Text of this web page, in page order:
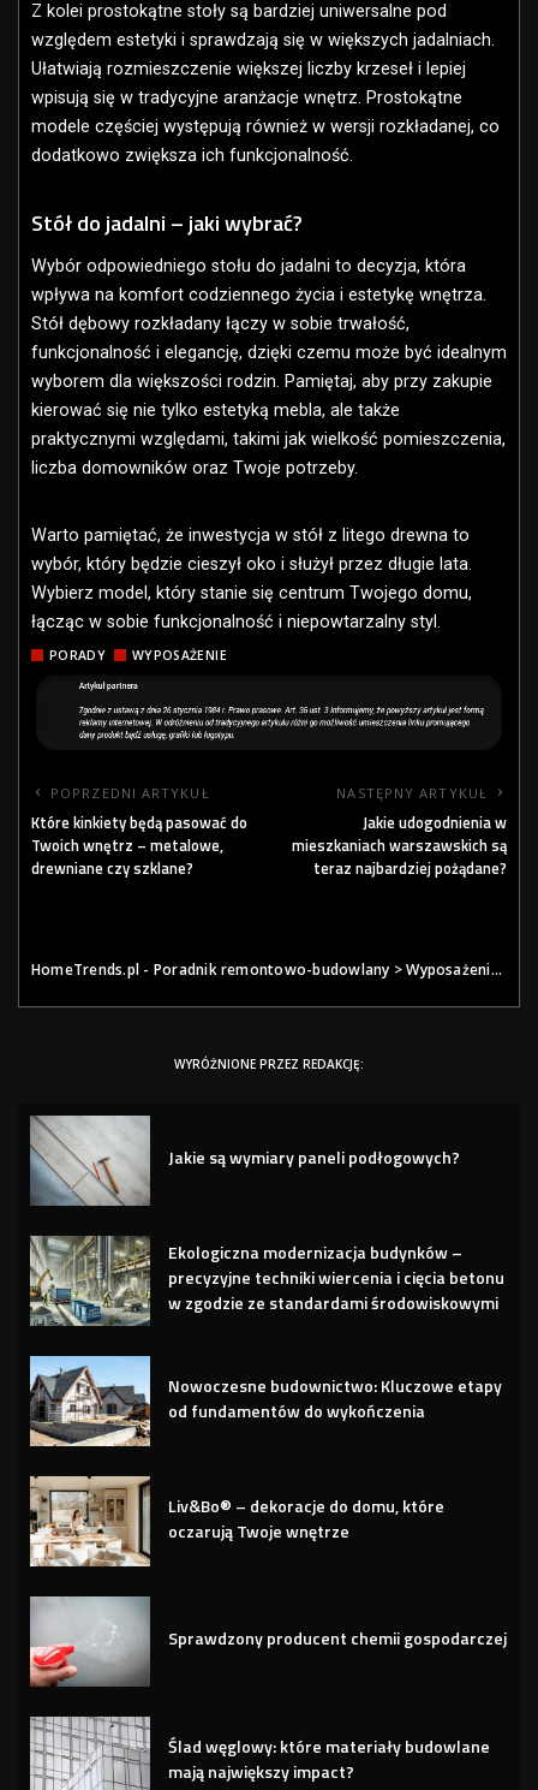
Z kolei prostokątne stoły są bardziej uniwersalne pod
względem estetyki i sprawdzają się w większych jadalniach.
Ułatwiają rozmieszczenie większej liczby krzeseł i lepiej
wpisują się w tradycyjne aranżacje wnętrz. Prostokątne
modele częściej występują również w wersji rozkładanej, co
dodatkowo zwiększa ich funkcjonalność.
Stół do jadalni – jaki wybrać?
Wybór odpowiedniego stołu do jadalni to decyzja, która
wpływa na komfort codziennego życia i estetykę wnętrza.
Stół dębowy rozkładany łączy w sobie trwałość,
funkcjonalność i elegancję, dzięki czemu może być idealnym
wyborem dla większości rodzin. Pamiętaj, aby przy zakupie
kierować się nie tylko estetyką mebla, ale także
praktycznymi względami, takimi jak wielkość pomieszczenia,
liczba domowników oraz Twoje potrzeby.
Warto pamiętać, że inwestycja w stół z litego drewna to
wybór, który będzie cieszył oko i służył przez długie lata.
Wybierz model, który stanie się centrum Twojego domu,
łącząc w sobie funkcjonalność i niepowtarzalny styl.
PORADY WYPOSAŻENIE
POPRZEDNI ARTYKUŁ
Które kinkiety będą pasować do
Twoich wnętrz – metalowe,
drewniane czy szklane?
NASTĘPNY ARTYKUŁ
Jakie udogodnienia w
mieszkaniach warszawskich są
teraz najbardziej pożądane?
HomeTrends.pl - Poradnik remontowo-budowlany >Wyposażenie >
WYRÓŻNIONE PRZEZ REDAKCJĘ:
Jakie są wymiary paneli podłogowych?
Ekologiczna modernizacja budynków –
precyzyjne techniki wiercenia i cięcia betonu
w zgodzie ze standardami środowiskowymi
Nowoczesne budownictwo: Kluczowe etapy
od fundamentów do wykończenia
Liv&Bo® – dekoracje do domu, które
oczarują Twoje wnętrze
Sprawdzony producent chemii gospodarczej
Ślad węglowy: które materiały budowlane
mają największy impact?